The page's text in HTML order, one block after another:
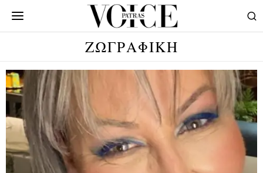
ΖΩΓΡΑΦΙΚΗ